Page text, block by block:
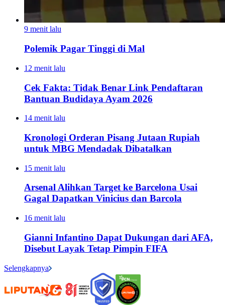
9 menit lalu
Polemik Pagar Tinggi di Mal
12 menit lalu
Cek Fakta: Tidak Benar Link Pendaftaran
Bantuan Budidaya Ayam 2026
14 menit lalu
Kronologi Orderan Pisang Jutaan Rupiah
untuk MBG Mendadak Dibatalkan
15 menit lalu
Arsenal Alihkan Target ke Barcelona Usai
Gagal Dapatkan Vinicius dan Barcola
16 menit lalu
Gianni Infantino Dapat Dukungan dari AFA,
Disebut Layak Tetap Pimpin FIFA
Selengkapnya